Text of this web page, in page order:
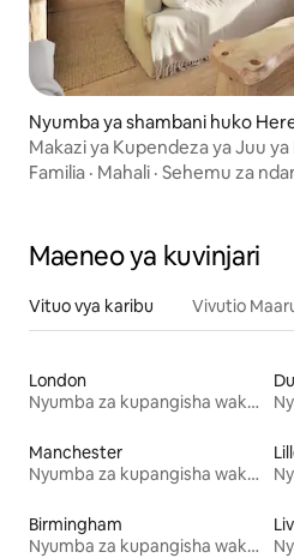
Nyumba ya shambani huko
Makazi ya Kupendeza ya Juu ya
Redbank • Mandhari ya Kipekee
Familia · Mahali · Sehemu za
Maeneo ya kuvinjari
Vituo vya karibu Vivutio
London
Nyumba za kupangisha wakati wa likizo
Manchester
Nyumba za kupangisha wakati wa likizo
Birmingham
Nyumba za kupangisha wakati wa likizo